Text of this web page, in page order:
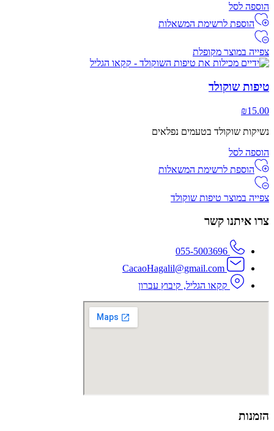
הוספה לסל
הוספת לרשימת המשאלות
צפייה במוצר מקופלת
טיפות שוקולד
₪ 15.00
נשיקות שוקולד בטעמים נפלאים
הוספה לסל
הוספת לרשימת המשאלות
צפייה במוצר טיפות שוקולד
צרו איתנו קשר
055-5003696
CacaoHagalil@gmail.com
קקאו הגליל, קיבוץ עברון
הזמנות